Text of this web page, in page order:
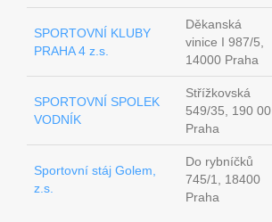
SPORTOVNÍ KLUBY
PRAHA 4 z.s.
Děkanská
vinice I 987/5,
14000 Praha
SPORTOVNÍ SPOLEK
VODNÍK
Střížkovská
549/35, 190 00
Praha
Sportovní stáj Golem,
z.s.
Do rybníčků
745/1, 18400
Praha